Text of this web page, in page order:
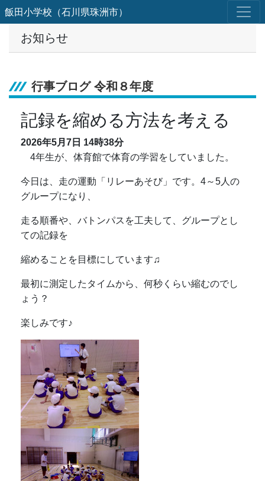
飯田小学校（石川県珠洲市）
お知らせ
行事ブログ 令和８年度
記録を縮める方法を考える
2026年5月7日 14時38分
4年生が、体育館で体育の学習をしていました。
今日は、走の運動「リレーあそび」です。4～5人の
グループになり、
走る順番や、バトンパスを工夫して、グループとし
ての記録を
縮めることを目標にしています♫
最初に測定したタイムから、何秒くらい縮むのでし
ょう？
楽しみです♪